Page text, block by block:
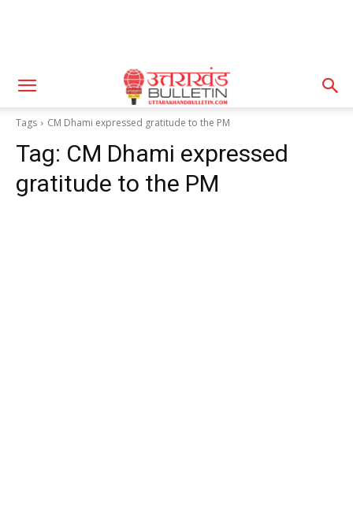
Tags CM Dhami expressed gratitude to the PM
Tag: CM Dhami expressed
gratitude to the PM